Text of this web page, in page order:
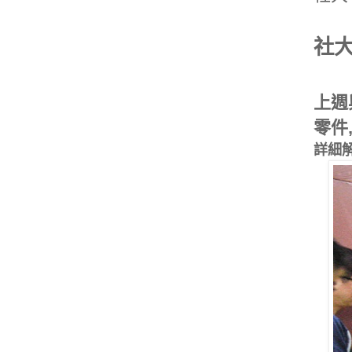
社
上
零件,
詳細